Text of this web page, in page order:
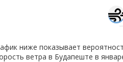
ниже показывает
ветра в Будапеште в